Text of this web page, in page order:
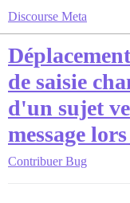
Discourse Meta
de saisie
d'un sujet
message
Contribuer Bug